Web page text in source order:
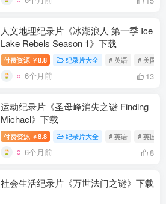
人文地理纪录片《冰湖浪人 第一季 Ice
Lake Rebels Season 1》下载
付费资源 ￥8.8 纪录片大全 # 英语 # 美国
6个月前 13
运动纪录片《圣母峰消失之谜 Finding
Michael》下载
付费资源 ￥8.8 纪录片大全 # 英语 # 英国
6个月前 8
社会生活纪录片《万世法门之谜》下载